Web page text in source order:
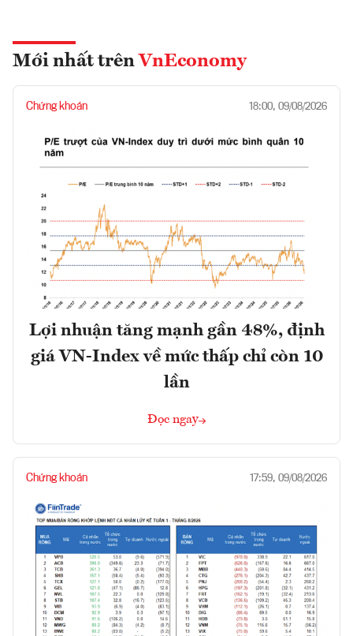
Mới nhất trên VnEconomy
Chứng khoán 18:00, 09/08/2026
Lợi nhuận tăng mạnh gần 48%, định
giá VN-Index về mức thấp chỉ còn 10
lần
Đọc ngay
Chứng khoán 17:59, 09/08/2026